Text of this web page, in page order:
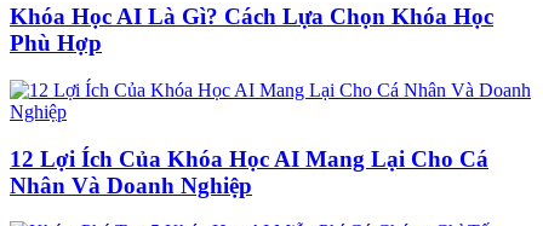
Khóa Học AI Là Gì? Cách Lựa Chọn Khóa Học
Phù Hợp
12 Lợi Ích Của Khóa Học AI Mang Lại Cho Cá
Nhân Và Doanh Nghiệp